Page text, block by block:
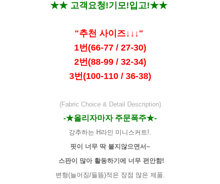
★★ 고객요청!기모!입고!★★
"추천 사이즈↓↓↓"
1번(66-77 / 27-30)
2번(88-99 / 32-34)
3번(100-110 / 36-38)
(Fabric Choice & Detail Description)
-★올리자마자 주문폭주★-
강추하는 H라인 미니스커트!.
핏이 너무 딱 붙지않으면서~
스판이 많아 활동하기에 너무 편안함!
변형(늘어짐/들뜸)적은 장점 많은 제품.